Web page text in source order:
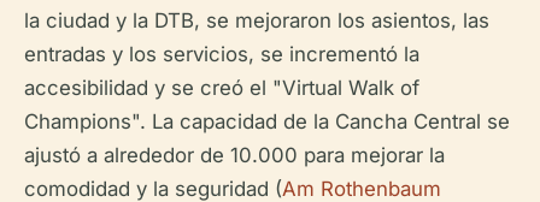
la ciudad y la DTB, se mejoraron los asientos, las
entradas y los servicios, se incrementó la
accesibilidad y se creó el "Virtual Walk of
Champions". La capacidad de la Cancha Central se
ajustó a alrededor de 10.000 para mejorar la
comodidad y la seguridad (Am Rothenbaum